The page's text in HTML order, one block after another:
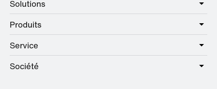
Solutions
Care
Public
Hotel
Produits
Sanitaire
Quincaillerie
Service
Offre de services
Société